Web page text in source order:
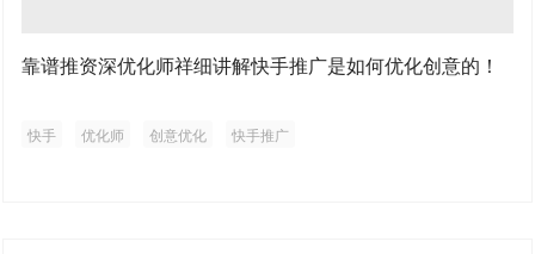
靠谱推资深优化师祥细讲解快手推广是如何优化创意的！
快手 优化师 创意优化 快手推广